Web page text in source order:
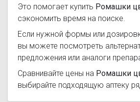
Это помогает купить Ромашки
сэкономить время на поиске.
Если нужной формы или
вы можете посмотреть
предложения или аналоги
Сравнивайте цены на Ромашки
выбирайте подходящую аптеку